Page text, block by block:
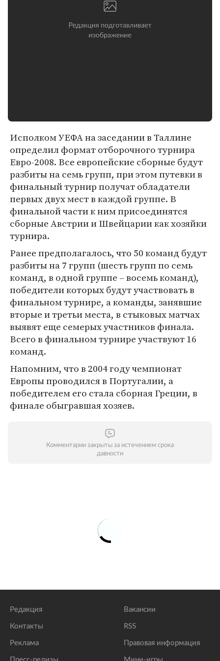
Исполком УЕФА на заседании в Таллине
определил формат отборочного турнира
Евро-2008. Все европейские сборные будут
разбиты на семь групп, при этом путевки в
финальный турнир получат обладатели
первых двух мест в каждой группе. В
финальной части к ним присоединятся
сборные Австрии и Швейцарии как хозяйки
турнира.
Ранее предполагалось, что 50 команд будут
разбиты на 7 групп (шесть групп по семь
команд, в одной группе – восемь команд),
победители которых будут участвовать в
финальном турнире, а команды, занявшие
вторые и третьи места, в стыковых матчах
выявят еще семерых участников финала.
Всего в финальном турнире участвуют 16
команд.
Напомним, что в 2004 году чемпионат
Европы проводился в Португалии, а
победителем его стала сборная Греции, в
финале обыгравшая хозяев.
Комментарии закрыты за истечением срока
давности
Редакция
Контакты
Реклама
Вакансии
RSS
Правовая информация